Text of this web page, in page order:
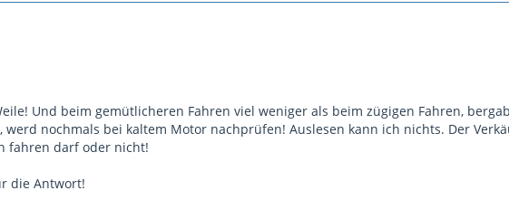
Und beim gemütlicheren Fahren viel weniger als beim zügigen Fahren,
werd nochmals bei kaltem Motor nachprüfen! Auslesen kann ich nichts. Der
fahren darf oder nicht!
die Antwort!